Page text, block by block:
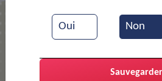
La résidence La
Oui Non
Sauvegarder